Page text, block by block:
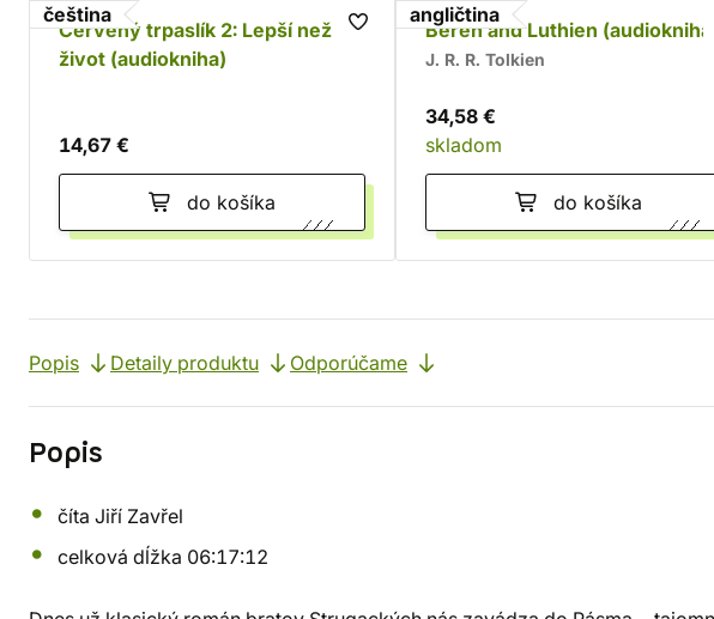
čeština
Červený trpaslík 2: Lepší než
život (audiokniha)
14,67 €
do košíka
angličtina
Beren and Luthien
J. R. R. Tolkien
34,58 €
skladom
do košíka
Popis Detaily produktu Odporúčame
Popis
číta Jiří Zavřel
celková dĺžka 06:17:12